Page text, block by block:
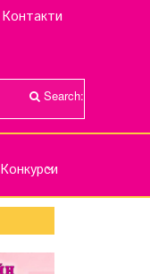
Контакти
Search:
Конкурси